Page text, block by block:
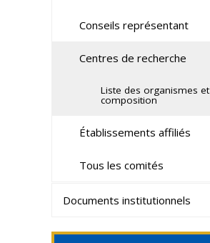
Conseils représentant
Centres de recherche
Liste des organismes et
composition
Établissements affiliés
Tous les comités
Documents institutionnels